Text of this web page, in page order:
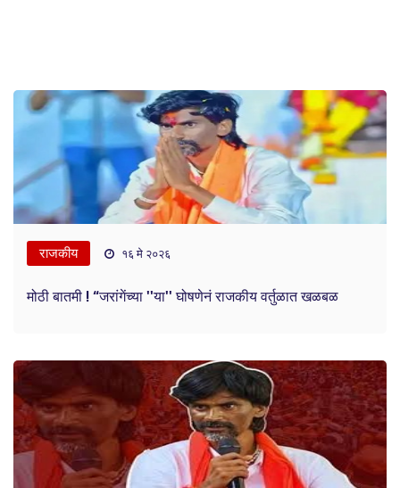
राजकीय १६ मे २०२६
मोठी बातमी ! “जरांगेंच्या ''या'' घोषणेनं राजकीय वर्तुळात खळबळ